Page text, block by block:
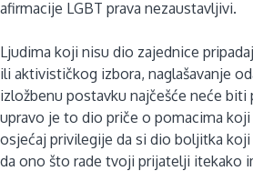
afirmacije LGBT prava nezaustavljivi.
Ljudima koji nisu dio zajednice
ili aktivističkog izbora, naglašavanje
izložbenu postavku najčešće neće biti
upravo je to dio priče o pomacima
osjećaj privilegije da si dio boljitka
da ono što rade tvoji prijatelji itekako